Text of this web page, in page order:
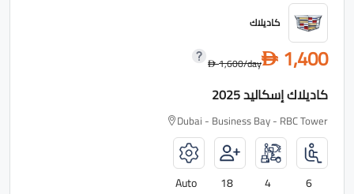
كاديلاك
D 1,400
D1,600/day
كاديلاك إسكاليد 2025
Dubai - Business Bay - RBC Tower
6
4
18
Auto